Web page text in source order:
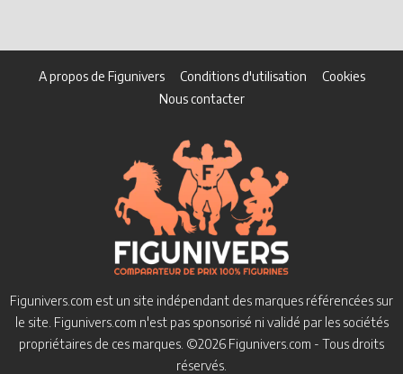
A propos de Figunivers Conditions d'utilisation
Cookies
Nous contacter
Figunivers.com est un site indépendant des marques référencées sur
le site. Figunivers.com n'est pas sponsorisé ni validé par les sociétés
propriétaires de ces marques. ©2026 Figunivers.com - Tous droits
réservés.